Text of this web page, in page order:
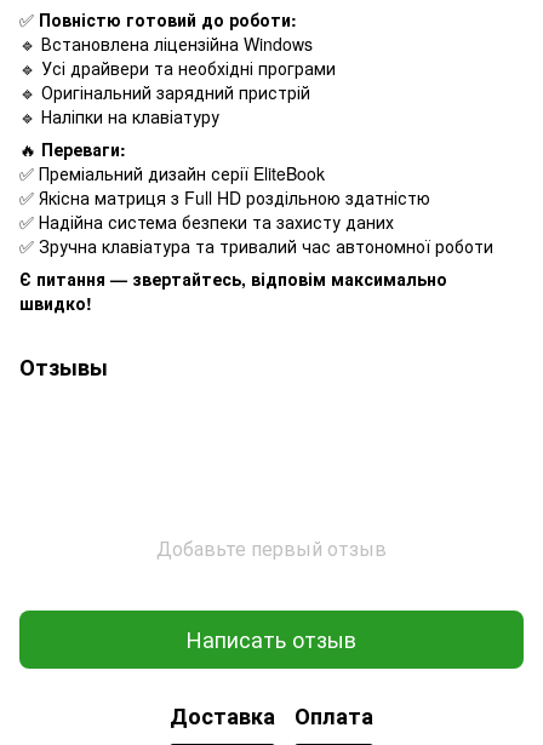
✅ Повністю готовий до роботи:
🔹 Встановлена ліцензійна Windows
🔹 Усі драйвери та необхідні програми
🔹 Оригінальний зарядний пристрій
🔹 Наліпки на клавіатуру
🔥 Переваги:
✅ Преміальний дизайн серії EliteBook
✅ Якісна матриця з Full HD роздільною здатністю
✅ Надійна система безпеки та захисту даних
✅ Зручна клавіатура та тривалий час автономної роботи
Є питання — звертайтесь, відповім максимально
швидко!
Отзывы
Добавьте первый отзыв
Написать отзыв
Доставка Оплата